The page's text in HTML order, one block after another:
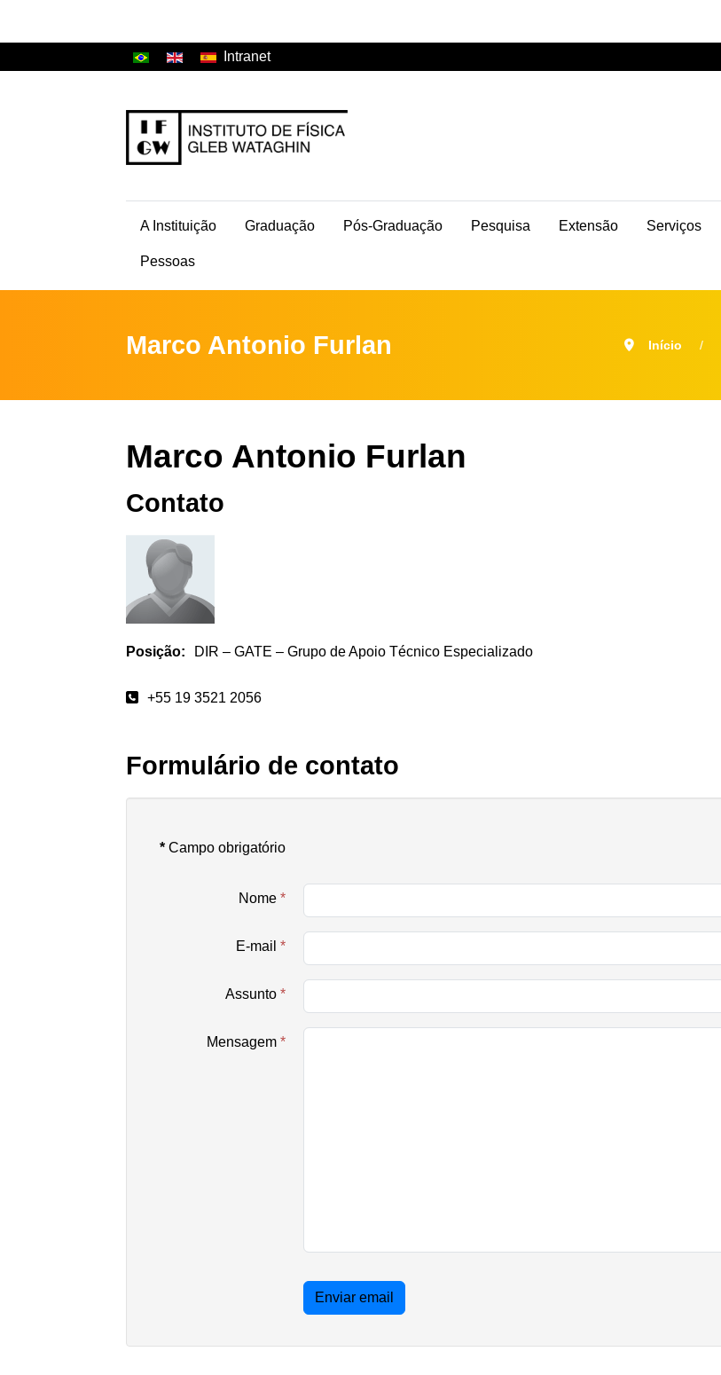
Intranet
A Instituição Graduação Pós-Graduação Pesquisa Extensão Serviços
Pessoas
Marco Antonio Furlan Início
Marco Antonio Furlan
Contato
Posição: DIR – GATE – Grupo de Apoio Técnico Especializado
+55 19 3521 2056
Formulário de contato
* Campo obrigatório
Nome *
E-mail *
Assunto *
Mensagem *
Enviar email